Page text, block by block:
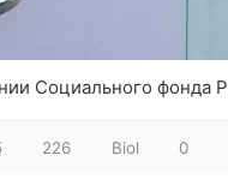
Социального фонда
226 Biol 0